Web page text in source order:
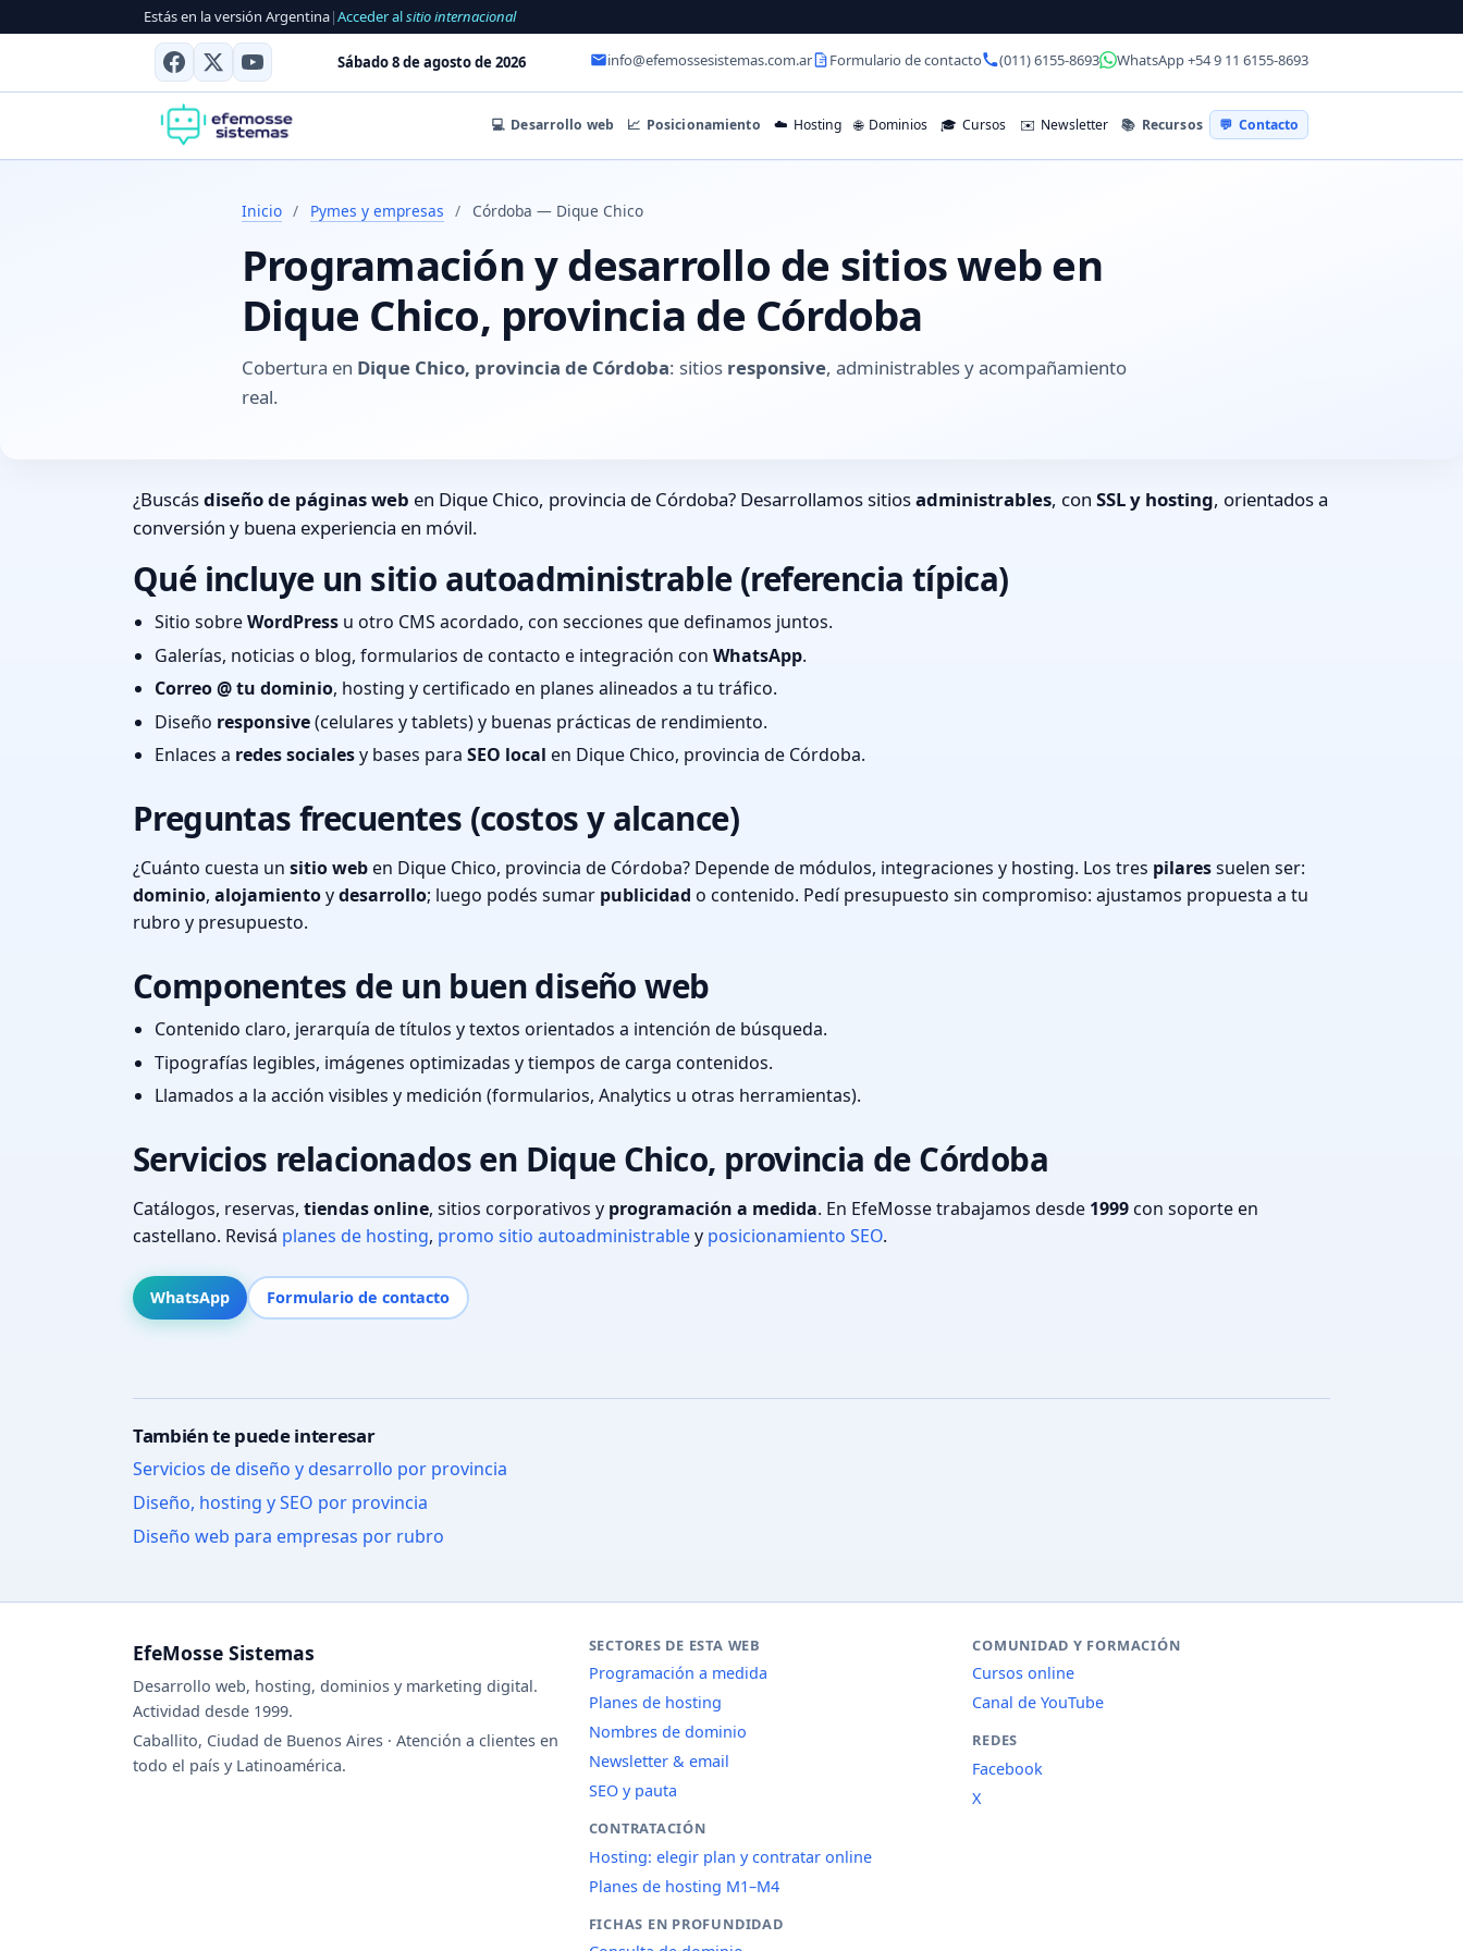
Estás en la versión Argentina|Acceder alsitio internacional
Sábado 8 de agosto de 2026 info@efemossesistemas.com.ar Formulario de contacto (011) 6155-8693 WhatsApp +54 9 11 6155-8693
💻 Desarrollo web 📈 Posicionamiento ☁️ Hosting 🌐 Dominios 🎓 Cursos ✉️ Newsletter 📚 Recursos 💬 Contacto
Inicio / Pymes y empresas / Córdoba — Dique Chico
Programación y desarrollo de sitios web en
Dique Chico, provincia de Córdoba
Cobertura en Dique Chico, provincia de Córdoba: sitios responsive, administrables y acompañamiento
real.
¿Buscásdiseño de páginas web en Dique Chico, provincia de Córdoba? Desarrollamos sitiosadministrables, con SSL y hosting, orientados a
conversión y buena experiencia en móvil.
Qué incluye un sitio autoadministrable (referencia típica)
Sitio sobreWordPress u otro CMS acordado, con secciones que definamos juntos.
Galerías, noticias o blog, formularios de contacto e integración con WhatsApp.
Correo @ tu dominio, hosting y certificado en planes alineados a tu tráfico.
Diseño responsive(celulares y tablets) y buenas prácticas de rendimiento.
Enlaces a redes socialesy bases para SEO local en Dique Chico, provincia de Córdoba.
Preguntas frecuentes (costos y alcance)
¿Cuánto cuesta un sitio weben Dique Chico, provincia de Córdoba? Depende de módulos, integraciones y hosting. Los tres pilaressuelen ser:
dominio, alojamientoydesarrollo; luego podés sumar publicidad o contenido. Pedí presupuesto sin compromiso: ajustamos propuesta a tu
rubro y presupuesto.
Componentes de un buen diseño web
Contenido claro, jerarquía de títulos y textos orientados a intención de búsqueda.
Tipografías legibles, imágenes optimizadas y tiempos de carga contenidos.
Llamados a la acción visibles y medición (formularios, Analytics u otras herramientas).
Servicios relacionados en Dique Chico, provincia de Córdoba
Catálogos, reservas, tiendas online, sitios corporativos y programación a medida. En EfeMosse trabajamos desde 1999con soporte en
castellano. Revisá planes de hosting, promo sitio autoadministrabley posicionamiento SEO.
WhatsApp Formulario de contacto
También te puede interesar
Servicios de diseño y desarrollo por provincia
Diseño, hosting y SEO por provincia
Diseño web para empresas por rubro
EfeMosse Sistemas
Desarrollo web, hosting, dominios y marketing digital.
Actividad desde 1999.
Caballito, Ciudad de Buenos Aires · Atención a clientes en
todo el país y Latinoamérica.
SECTORES DE ESTA WEB
Programación a medida
Planes de hosting
Nombres de dominio
Newsletter & email
SEO y pauta
CONTRATACIÓN
Hosting: elegir plan y contratar online
Planes de hosting M1–M4
FICHAS EN PROFUNDIDAD
COMUNIDAD Y FORMACIÓN
Cursos online
Canal de YouTube
REDES
Facebook
X